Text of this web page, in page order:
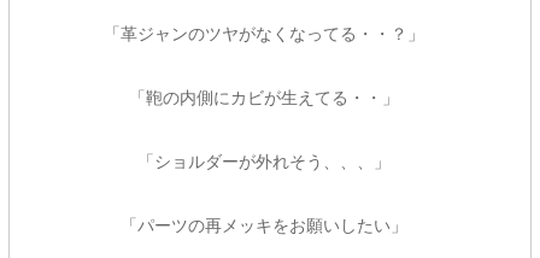
「革ジャンのツヤがなくなってる・・？」
「鞄の内側にカビが生えてる・・」
「ショルダーが外れそう、、、」
「パーツの再メッキをお願いしたい」